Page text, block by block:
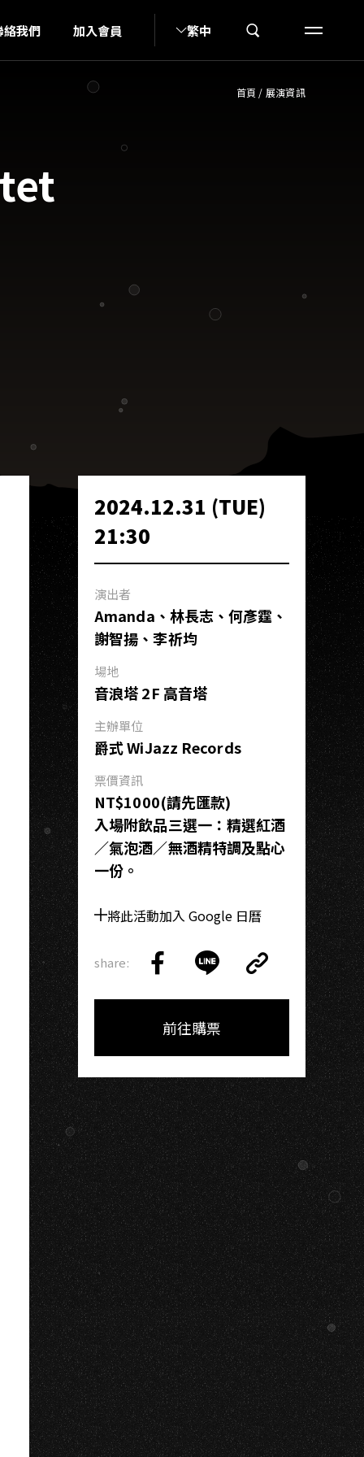
絡我們 加入會員 繁中
首頁 / 展演資訊
2024.12.31 (TUE)
21:30
演出者
Amanda、林長志、何彥霆、
謝智揚、李祈均
場地
音浪塔 2F 高音塔
主辦單位
爵式 WiJazz Records
票價資訊
NT$1000(請先匯款)
入場附飲品三選一：精選紅酒
／氣泡酒／無酒精特調及點心
一份。
將此活動加入 Google 日曆
share:
on
Facebook
on
LINE
Link
Copy
前往購票